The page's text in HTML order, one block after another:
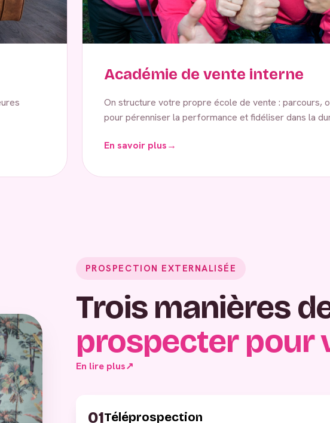
Académie de vente interne
On structure votre propre école de vente : parcours,
pour pérenniser la performance et fidéliser dans la
En savoir plus→
PROSPECTION EXTERNALISÉE
Trois manières
prospecter pour
En lire plus↗
01Téléprospection